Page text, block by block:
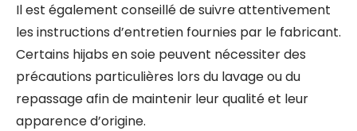
Il est également conseillé de suivre attentivement
les instructions d’entretien fournies par le fabricant.
Certains hijabs en soie peuvent nécessiter des
précautions particulières lors du lavage ou du
repassage afin de maintenir leur qualité et leur
apparence d’origine.